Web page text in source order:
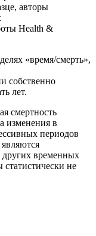
авторы
Health &
«время/смерть»,
собственно
лет.
смертность
изменения в
периодов
других временных
статистически не